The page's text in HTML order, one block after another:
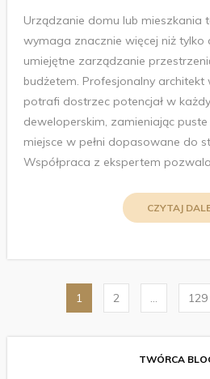
Urządzanie domu lub mieszkania
wymaga znacznie więcej niż tylko
umiejętne zarządzanie
budżetem. Profesjonalny
potrafi dostrzec potencjał w
deweloperskim, zamieniając
miejsce w pełni dopasowane do
Współpraca z ekspertem pozwala
CZYTAJ
Stronicowanie
wpisów
1 2 … 129
TWÓRCA